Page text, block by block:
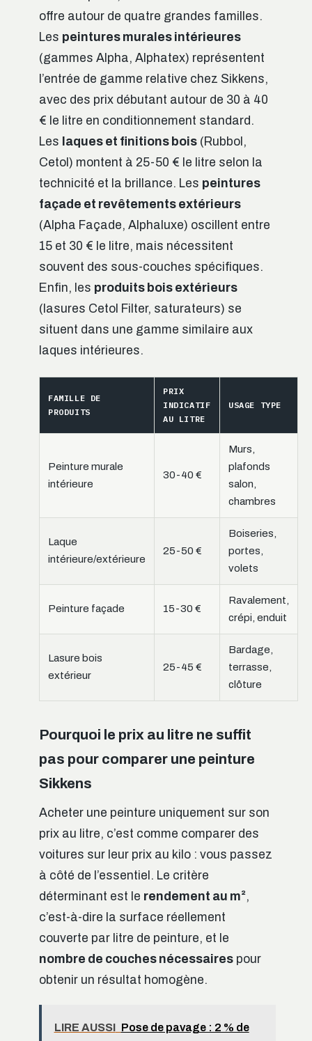
offre autour de quatre grandes familles.
Les peintures murales intérieures
(gammes Alpha, Alphatex) représentent
l’entrée de gamme relative chez Sikkens,
avec des prix débutant autour de 30 à 40
€ le litre en conditionnement standard.
Les laques et finitions bois (Rubbol,
Cetol) montent à 25-50 € le litre selon la
technicité et la brillance. Les peintures
façade et revêtements extérieurs
(Alpha Façade, Alphaluxe) oscillent entre
15 et 30 € le litre, mais nécessitent
souvent des sous-couches spécifiques.
Enfin, les produits bois extérieurs
(lasures Cetol Filter, saturateurs) se
situent dans une gamme similaire aux
laques intérieures.
FAMILLE DE
PRODUITS
PRIX
INDICATIF
AU LITRE
USAGE TYPE
Peinture murale
intérieure
30-40 €
Murs,
plafonds
salon,
chambres
Laque
intérieure/extérieure
25-50 €
Boiseries,
portes,
volets
Peinture façade 15-30 €
Ravalement,
crépi, enduit
Lasure bois
extérieur
25-45 €
Bardage,
terrasse,
clôture
Pourquoi le prix au litre ne suffit
pas pour comparer une peinture
Sikkens
Acheter une peinture uniquement sur son
prix au litre, c’est comme comparer des
voitures sur leur prix au kilo : vous passez
à côté de l’essentiel. Le critère
déterminant est le rendement au m²,
c’est-à-dire la surface réellement
couverte par litre de peinture, et le
nombre de couches nécessaires pour
obtenir un résultat homogène.
LIRE AUSSI Pose de pavage : 2 % de